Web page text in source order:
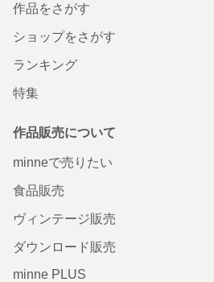
作品をさがす
ショップをさがす
ランキング
特集
作品販売について
minneで売りたい
食品販売
ヴィンテージ販売
ダウンロード販売
minne PLUS